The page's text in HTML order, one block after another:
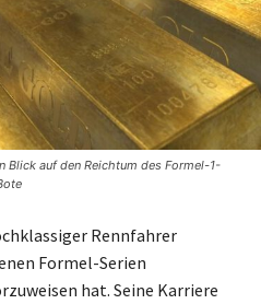
Blick auf den Reichtum des Formel-1-
Rennfahrer
Formel-Serien
hat. Seine Karriere